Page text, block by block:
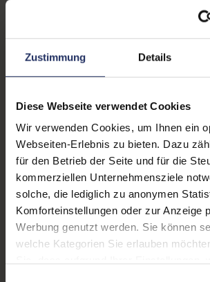
Zustimmung Details
Diese Webseite verwendet Cookies
Wir verwenden Cookies, um Ihnen ein
Webseiten-Erlebnis zu bieten. Dazu
für den Betrieb der Seite und für die
kommerziellen Unternehmensziele
solche, die lediglich zu anonymen
Komforteinstellungen oder zur Anzeige
Werbung genutzt werden. Sie können
welche Kategorien Sie erlauben
Sicherheit &
Technische Daten
Grading: Gut
Formfaktor: Tower
Prozessor: Intel Core i5
CPU Generation: 8
Prozessorkerne: 6
Onboard-Grafik: Intel® UHD